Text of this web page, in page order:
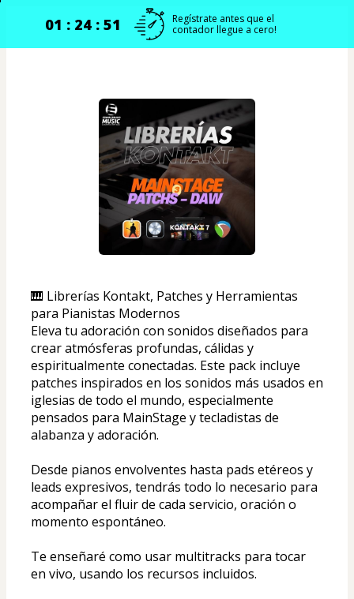
01 : 24 : 51
Regístrate antes que el
contador llegue a cero!
🎹 Librerías Kontakt, Patches y Herramientas
para Pianistas Modernos
Eleva tu adoración con sonidos diseñados para
crear atmósferas profundas, cálidas y
espiritualmente conectadas. Este pack incluye
patches inspirados en los sonidos más usados en
iglesias de todo el mundo, especialmente
pensados para MainStage y tecladistas de
alabanza y adoración.
Desde pianos envolventes hasta pads etéreos y
leads expresivos, tendrás todo lo necesario para
acompañar el fluir de cada servicio, oración o
momento espontáneo.
Te enseñaré como usar multitracks para tocar
en vivo, usando los recursos incluidos.